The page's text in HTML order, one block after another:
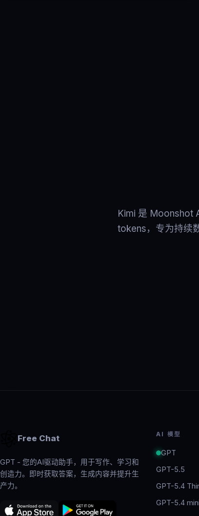
Kimi 是 Moonshot
tokens，专为持续
Free Chat
GPT - 您的AI驱动助手，用于写作、学习和
创造力。即时获取答案，生成内容并提升生
产力。
AI 模型
GPT
GPT-5.5
GPT-5.4
GPT-5.4 mini